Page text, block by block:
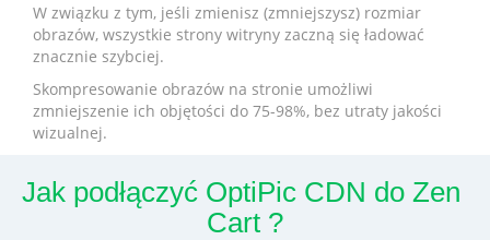
W związku z tym, jeśli zmienisz (zmniejszysz) rozmiar
obrazów, wszystkie strony witryny zaczną się ładować
znacznie szybciej.
Skompresowanie obrazów na stronie umożliwi
zmniejszenie ich objętości do 75-98%, bez utraty jakości
wizualnej.
Jak podłączyć OptiPic CDN do Zen​ ​
Cart ?